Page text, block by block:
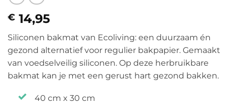
€ 14,95
Siliconen bakmat van Ecoliving: een duurzaam én
gezond alternatief voor regulier bakpapier. Gemaakt
van voedselveilig siliconen. Op deze herbruikbare
bakmat kan je met een gerust hart gezond bakken.
40 cm x 30 cm